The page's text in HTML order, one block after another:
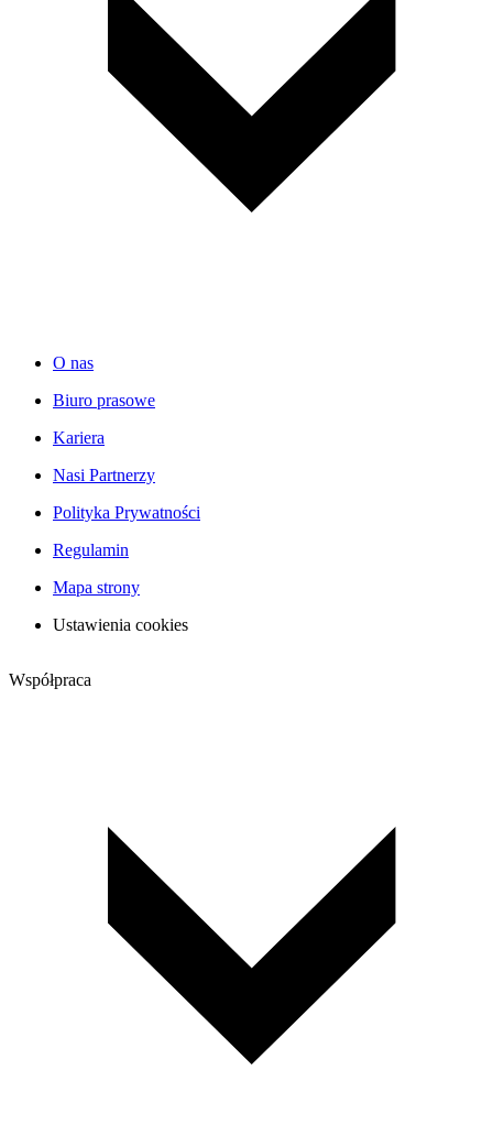
O nas
Biuro prasowe
Kariera
Nasi Partnerzy
Polityka Prywatności
Regulamin
Mapa strony
Ustawienia cookies
Współpraca